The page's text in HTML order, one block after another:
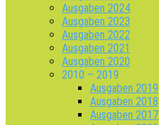
Ausgaben 2024
Ausgaben 2023
Ausgaben 2022
Ausgaben 2021
Ausgaben 2020
2010 – 2019
Ausgaben 2019
Ausgaben 2018
Ausgaben 2017